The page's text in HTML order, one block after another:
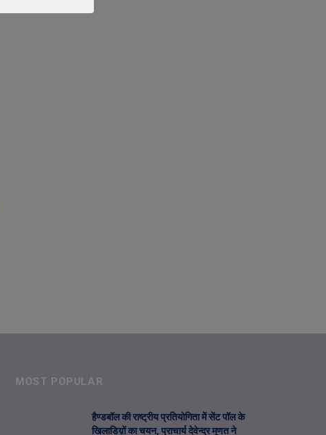
MOST POPULAR
हैण्डबॉल की राष्ट्रीय प्रतियोगिता में सेंट पॉल के
खिलाडिय़ों का चयन, प्राचार्य देवेन्द्र मूणत ने